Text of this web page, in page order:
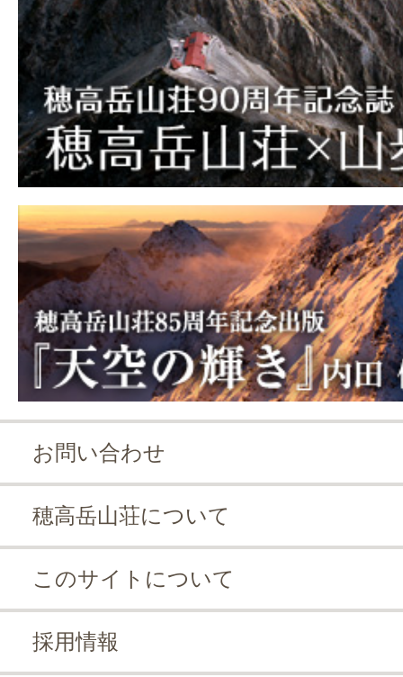
お問い合わせ
穂高岳山荘について
このサイトについて
採用情報